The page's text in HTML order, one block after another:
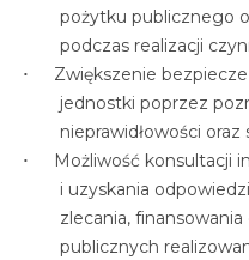
pożytku publicznego
podczas realizacji
Zwiększenie
jednostki poprzez
nieprawidłowości
Możliwość konsultacji
i uzyskania
zlecania,
publicznych